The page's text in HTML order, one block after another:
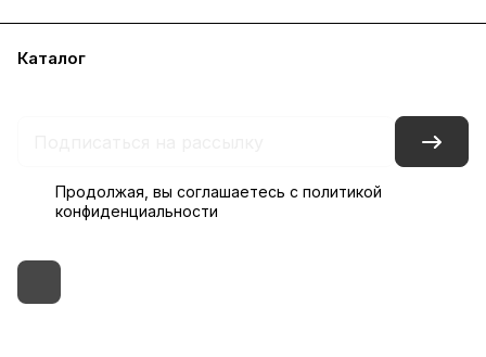
Каталог
Продолжая, вы соглашаетесь с политикой
конфиденциальности